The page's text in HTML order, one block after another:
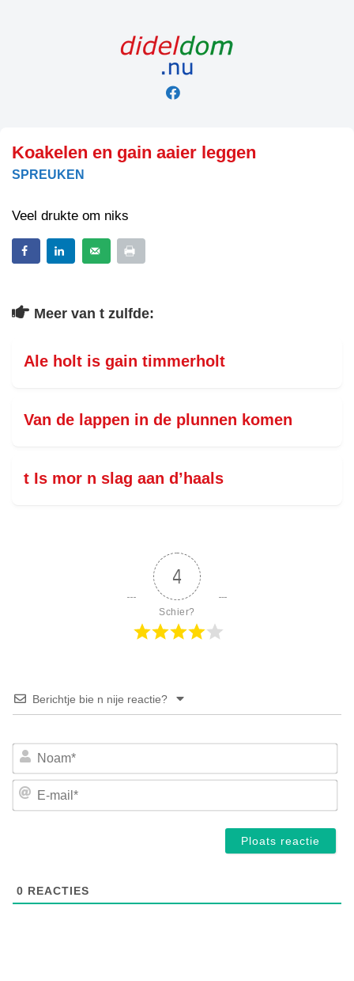
Koakelen en gain aaier leggen
SPREUKEN
Veel drukte om niks
Meer van t zulfde:
Ale holt is gain timmerholt
Van de lappen in de plunnen komen
t Is mor n slag aan d’haals
4
Schier?
Berichtje bie n nije reactie?
E-
0 REACTIES